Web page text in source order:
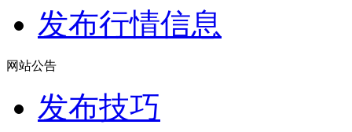
发布行情信息
网站公告
发布技巧